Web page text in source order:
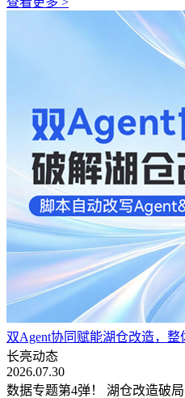
双Agent协同赋能湖仓改造，整
长亮动态
2026.07.30
数据专题第4弹！ 湖仓改造破